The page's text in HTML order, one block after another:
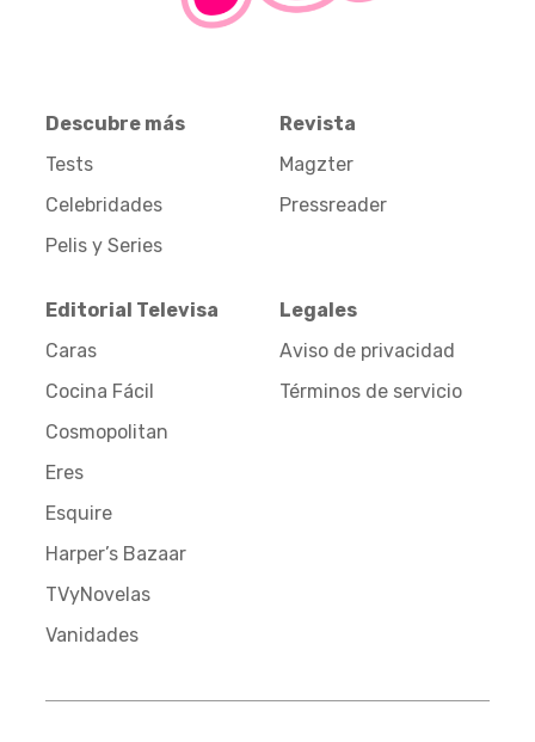
Descubre más
Tests
Celebridades
Pelis y Series
Revista
Magzter
Pressreader
Editorial Televisa
Caras
Cocina Fácil
Cosmopolitan
Eres
Esquire
Harper’s Bazaar
TVyNovelas
Vanidades
Legales
Aviso de privacidad
Términos de servicio